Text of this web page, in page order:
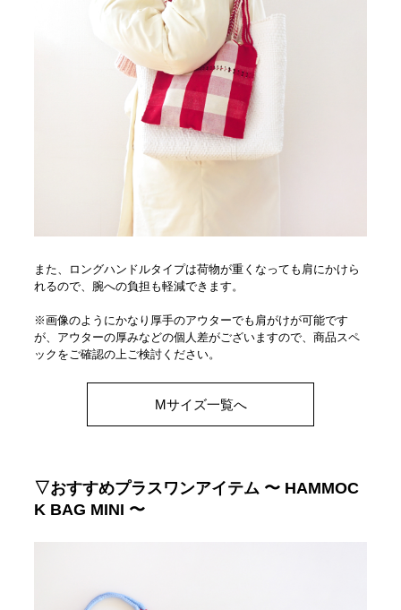
また、ロングハンドルタイプは荷物が重くなっても肩にかけら
れるので、腕への負担も軽減できます。
※画像のようにかなり厚手のアウターでも肩がけが可能です
が、アウターの厚みなどの個人差がございますので、商品スペ
ックをご確認の上ご検討ください。
Mサイズ一覧へ
▽おすすめプラスワンアイテム 〜 HAMMOC
K BAG MINI 〜